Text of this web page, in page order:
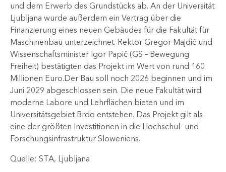
und dem Erwerb des Grundstücks ab. An der Universität
Ljubljana wurde außerdem ein Vertrag über die
Finanzierung eines neuen Gebäudes für die Fakultät für
Maschinenbau unterzeichnet. Rektor Gregor Majdič und
Wissenschaftsminister Igor Papič (GS – Bewegung
Freiheit) bestätigten das Projekt im Wert von rund 160
Millionen Euro.​Der Bau soll noch 2026 beginnen und im
Juni 2029 abgeschlossen sein. Die neue Fakultät wird
moderne Labore und Lehrflächen bieten und im
Universitätsgebiet Brdo entstehen. Das Projekt gilt als
eine der größten Investitionen in die Hochschul- und
Forschungsinfrastruktur Sloweniens.​
Quelle: STA, Ljubljana